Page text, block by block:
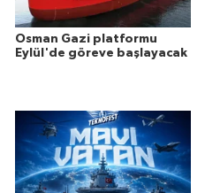
Osman Gazi platformu
Eylül'de göreve başlayacak